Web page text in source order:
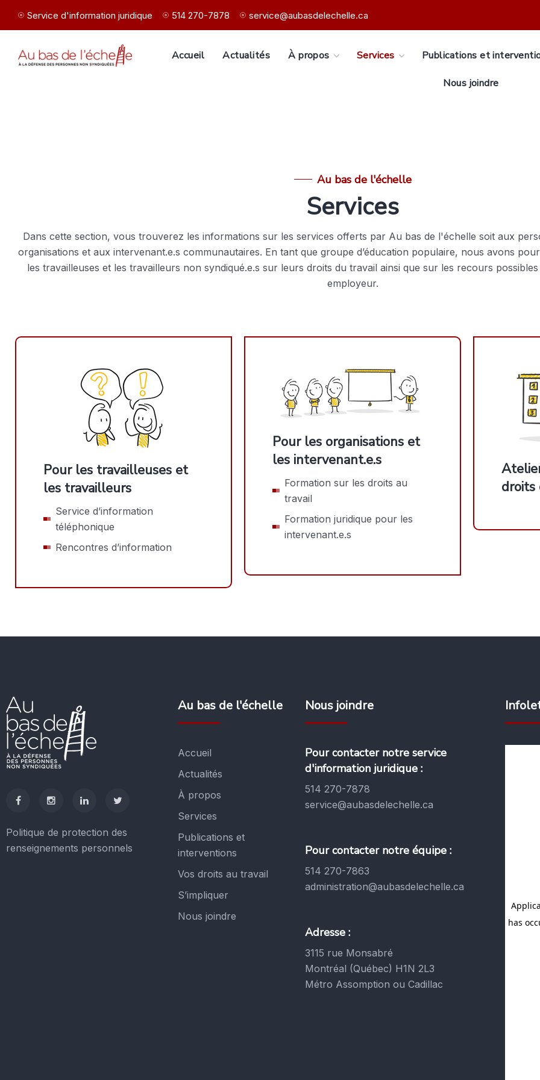
Service d'information juridique 514 270-7878 service@aubasdelechelle.ca
Accueil Actualités À propos Services Publications et
Nous joindre
Au bas de l'échelle
Services
Dans cette section, vous trouverez les informations sur les services offerts par Au bas de l'échelle soit aux
organisations et aux intervenant.e.s communautaires. En tant que groupe d’éducation populaire, nous avons
les travailleuses et les travailleurs non syndiqué.e.s sur leurs droits du travail ainsi que sur les recours
employeur.
Pour les travailleuses et
les travailleurs
Service d’information
téléphonique
Rencontres d’information
Pour les organisations et
les intervenant.e.s
Formation sur les droits au
travail
Formation juridique pour les
intervenant.e.s
droits
Politique de protection des
renseignements personnels
Au bas de l'échelle
Accueil
Actualités
À propos
Services
Publications et
interventions
Vos droits au travail
S’impliquer
Nous joindre
Nous joindre
Pour contacter notre service
d'information juridique :
514 270-7878
service@aubasdelechelle.ca
Pour contacter notre équipe :
514 270-7863
administration@aubasdelechelle.ca
Adresse :
3115 rue Monsabré
Montréal (Québec) H1N 2L3
Métro Assomption ou Cadillac